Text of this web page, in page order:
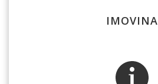
IMOVINA